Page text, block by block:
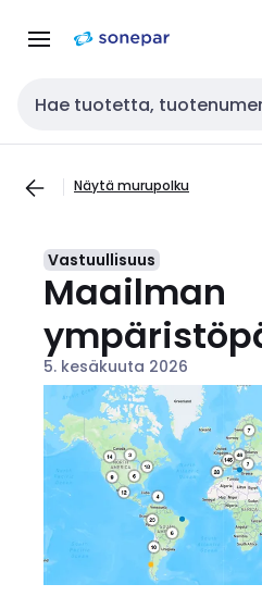
navigointiinsisältöön
Haku
Näytä murupolku
Vastuullisuus
Maailman
5. kesäkuuta 2026